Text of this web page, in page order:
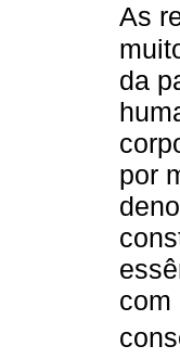
As
da
por
com